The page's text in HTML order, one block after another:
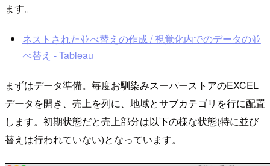
ます。
ネストされた並べ替えの作成 / 視覚化内でのデータの並
べ替え - Tableau
まずはデータ準備。毎度お馴染みスーパーストアのEXCEL
データを開き、売上を列に、地域とサブカテゴリを行に配置
します。初期状態だと売上部分は以下の様な状態(特に並び
替えは行われていない)となっています。